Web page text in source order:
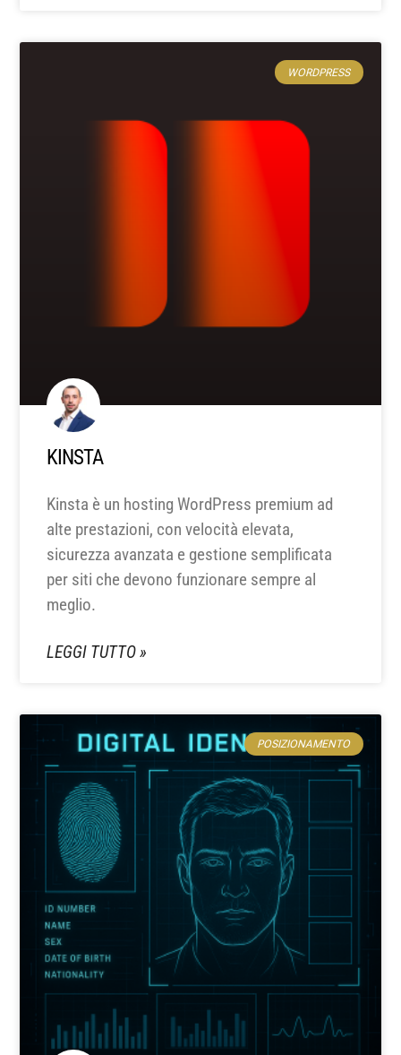
WORDPRESS
KINSTA
Kinsta è un hosting WordPress premium ad
alte prestazioni, con velocità elevata,
sicurezza avanzata e gestione semplificata
per siti che devono funzionare sempre al
meglio.
LEGGI TUTTO »
POSIZIONAMENTO